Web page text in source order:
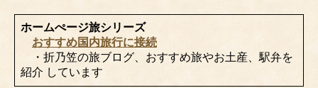
ホームぺージ旅シリーズ
おすすめ国内旅行に接続
・折乃笠の旅ブログ、おすすめ旅やお土産、駅弁を
紹介 しています